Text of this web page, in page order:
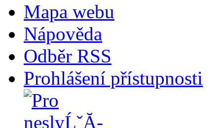
Mapa webu
Nápověda
Odběr RSS
Prohlášení přístupnosti